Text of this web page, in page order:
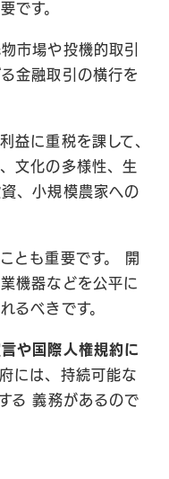
です。
市場や投機的取引
金融取引の横行を
益に重税を課して、
文化の多様性、生
、小規模農家への
とも重要です。 開
機器などを公平に
るべきです。
や国際人権規約に
には、持続可能な
る 義務があるので